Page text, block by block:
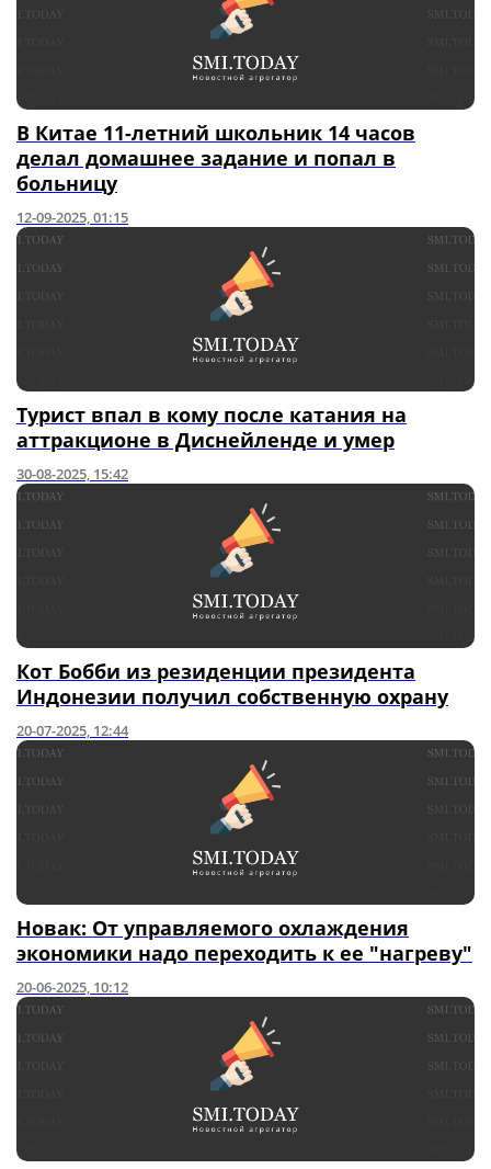
В Китае 11-летний школьник 14 часов
делал домашнее задание и попал в
больницу
12-09-2025, 01:15
Турист впал в кому после катания на
аттракционе в Диснейленде и умер
30-08-2025, 15:42
Кот Бобби из резиденции президента
Индонезии получил собственную охрану
20-07-2025, 12:44
Новак: От управляемого охлаждения
экономики надо переходить к ее "нагреву"
20-06-2025, 10:12